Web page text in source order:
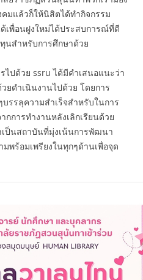
มแล้วก็ให้นิสิตได้ทำกิจกรรม
เพื่อนฝูงใหม่ได้ประสบการณ์ที่ดี
นสำหรับการศึกษาด้วย
ไปด้วย ssru ได้มีคำเสนอแนะว่า
ยดำเนินงานไปด้วย โดยการ
รรลุความสำเร็จสำหรับในการ
การทำงานหลังเลิกเรียนด้วย
ป็นสถาบันที่มุ่งเน้นการพัฒนา
ร้อมเพรียงในทุกๆด้านเพื่อจุด